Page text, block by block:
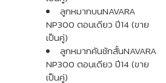
ลูกหมากบนNAVARA
NP300 ตอนเดียว ปี14 (ขาย
เป็นคู่)
ลูกหมากคันชักสั้นNAVARA
NP300 ตอนเดียว ปี14 (ขาย
เป็นคู่)